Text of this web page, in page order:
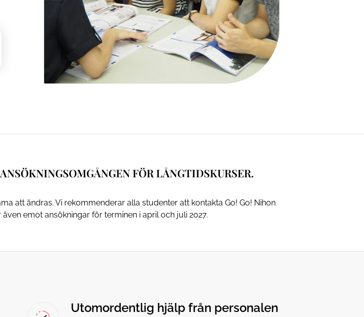
FÖR LÅNGTIDSKURSER.
att ändras. Vi rekommenderar alla studenter att kontakta Go! Go! Nihon
emot ansökningar för terminen i april och juli 2027.
Utomordentlig hjälp från personalen